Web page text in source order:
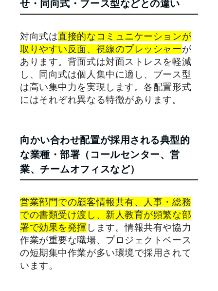
せ・同向式・ブース型などとの違い
対向式は直接的なコミュニケーションが
取りやすい反面、視線のプレッシャーが
あります。背面式は対面ストレスを軽減
し、同向式は個人集中に適し、ブース型
は高い集中力を実現します。各配置形式
にはそれぞれ異なる特徴があります。
向かい合わせ配置が採用される典型的
な業種・部署（コールセンター、営
業、チームオフィスなど）
営業部門での顧客情報共有、人事・総務
での書類受け渡し、新人教育が頻繁な部
署で効果を発揮 します。情報共有や協力
作業が重要な職場、プロジェクトベース
の短期集中作業が多い環境で採用されて
います。